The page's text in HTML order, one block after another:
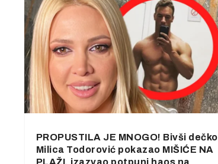
PROPUSTILA JE MNOGO! Bivši dečko
Milica Todorović pokazao MIŠIĆE NA
PLAŽI, izazvao potpuni haos na